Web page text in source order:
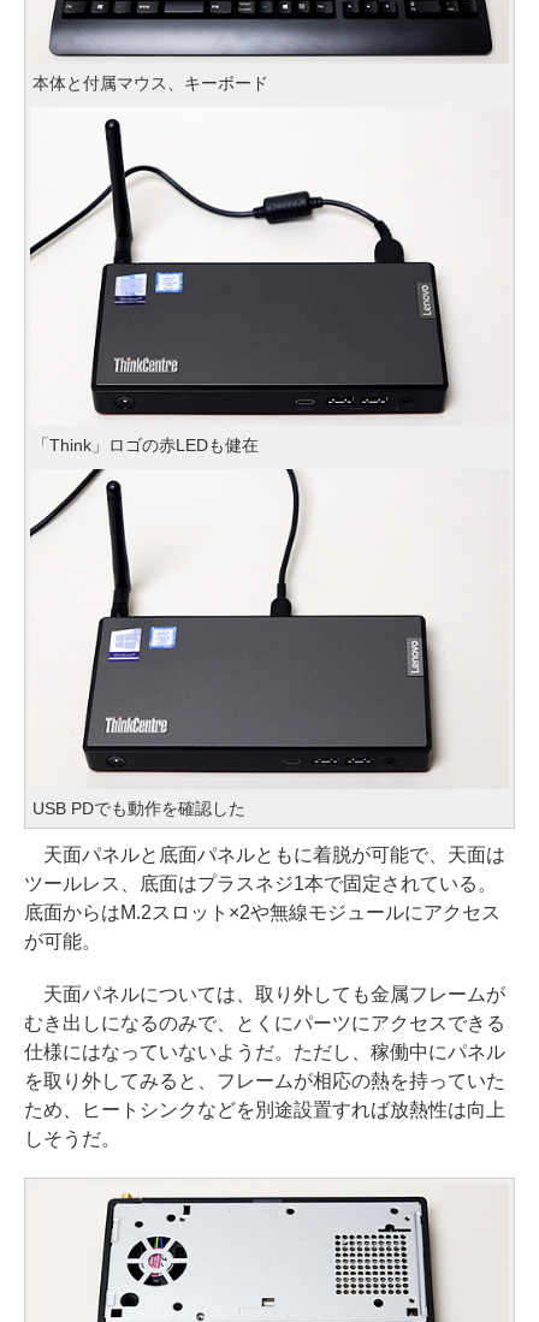
本体と付属マウス、キーボード
「Think」ロゴの赤LEDも健在
USB PDでも動作を確認した
天面パネルと底面パネルともに着脱が可能で、天面は
ツールレス、底面はプラスネジ1本で固定されている。
底面からはM.2スロット×2や無線モジュールにアクセス
が可能。
天面パネルについては、取り外しても金属フレームが
むき出しになるのみで、とくにパーツにアクセスできる
仕様にはなっていないようだ。ただし、稼働中にパネル
を取り外してみると、フレームが相応の熱を持っていた
ため、ヒートシンクなどを別途設置すれば放熱性は向上
しそうだ。